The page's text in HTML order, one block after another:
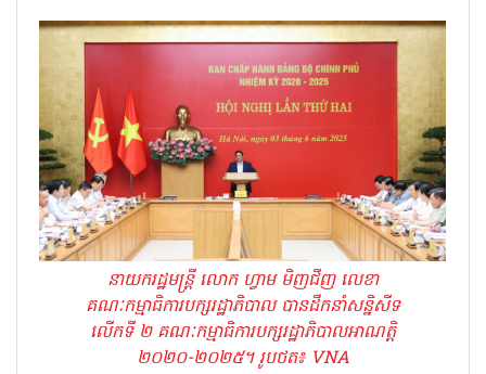
នាយករដ្ឋមន្ត្រី លោក ហ្វាម មិញជីញ លេខា
គណៈកម្មាធិការបក្សរដ្ឋាភិបាល បានដឹកនាំសន្និសីទ
លើកទី ២ គណៈកម្មាធិការបក្សរដ្ឋាភិបាលអាណត្តិ
២០២០-២០២៥។ រូបថត៖ VNA